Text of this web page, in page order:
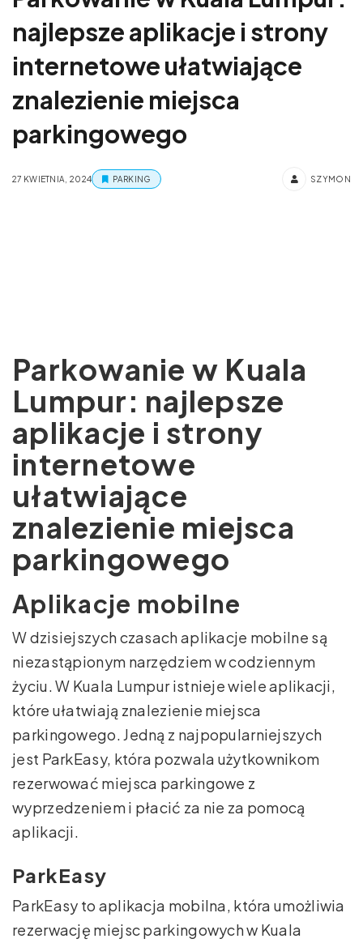
najlepsze aplikacje i strony
internetowe ułatwiające
znalezienie miejsca
parkingowego
27 KWIETNIA, 2024 PARKING SZYMON
Parkowanie w Kuala
Lumpur: najlepsze
aplikacje i strony
internetowe
ułatwiające
znalezienie miejsca
parkingowego
Aplikacje mobilne
W dzisiejszych czasach aplikacje mobilne są
niezastąpionym narzędziem w codziennym
życiu. W Kuala Lumpur istnieje wiele aplikacji,
które ułatwiają znalezienie miejsca
parkingowego. Jedną z najpopularniejszych
jest ParkEasy, która pozwala użytkownikom
rezerwować miejsca parkingowe z
wyprzedzeniem i płacić za nie za pomocą
aplikacji.
ParkEasy
ParkEasy to aplikacja mobilna, która umożliwia
rezerwację miejsc parkingowych w Kuala